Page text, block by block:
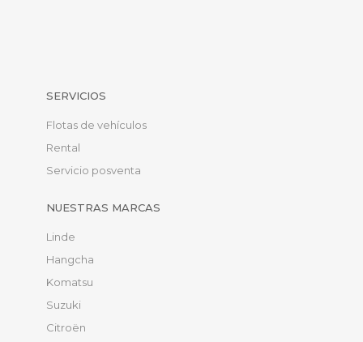
SERVICIOS
Flotas de vehículos
Rental
Servicio posventa
NUESTRAS MARCAS
Linde
Hangcha
Komatsu
Suzuki
Citroën